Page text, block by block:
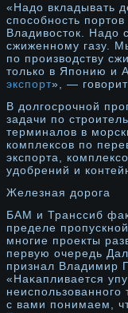
«Надо вкладывать
способность
Владивосток. Надо
сжиженному газу.
по производству
только в Японию и
экспорт», — говорит
В дοлгосрοчнοй
задачи по
терминалοв в
комплексοв по
экспорта,
удοбрений и
Железная дοрοга
БАМ и Транссиб
пределе
мнοгие прοекты
первую очередь
признал Владимир
«Наκапливается
с вами понимаем,